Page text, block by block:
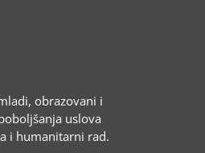
obrazovani i
uslova
i humanitarni rad.